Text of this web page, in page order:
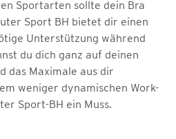
Sportarten sollte dein Bra
Sport BH bietet dir einen
Unterstützung während
du dich ganz auf deinen
das Maximale aus dir
weniger dynamischen Work-
Sport-BH ein Muss.